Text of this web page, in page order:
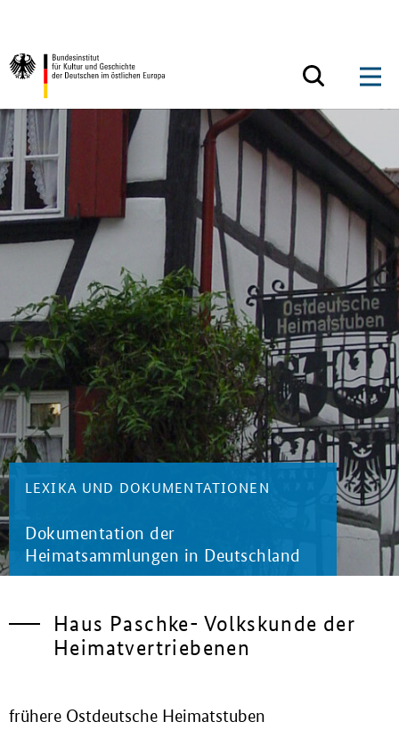
Zurück zur Startseite
LEXIKA UND DOKUMENTATIONEN
Dokumentation der
Heimatsammlungen in Deutschland
Haus Paschke- Volkskunde der
Heimatvertriebenen
frühere Ostdeutsche Heimatstuben